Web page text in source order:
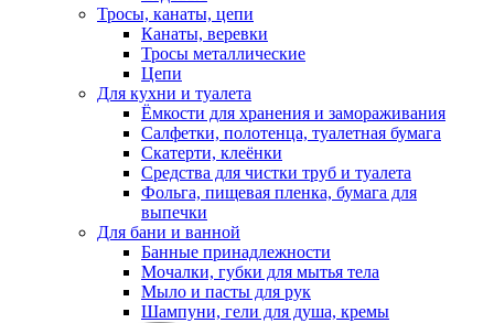
Тросы, канаты, цепи
Канаты, веревки
Тросы металлические
Цепи
Для кухни и туалета
Ёмкости для хранения и замораживания
Салфетки, полотенца, туалетная бумага
Скатерти, клеёнки
Средства для чистки труб и туалета
Фольга, пищевая пленка, бумага для
выпечки
Для бани и ванной
Банные принадлежности
Мочалки, губки для мытья тела
Мыло и пасты для рук
Шампуни, гели для душа, кремы